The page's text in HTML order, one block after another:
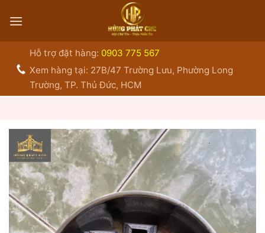
qua
Hỗ trợ đặt hàng: 0903 775 567
Xem hàng tại: 27B/47 Trường Lưu, Phường Long
Trường, TP. Thủ Đức, HCM